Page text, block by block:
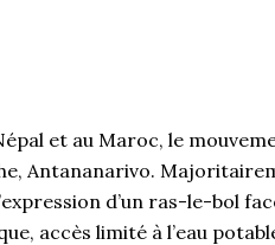
et au Maroc, le
Antananarivo.
d’un ras-le-bol
accès limité à l’eau